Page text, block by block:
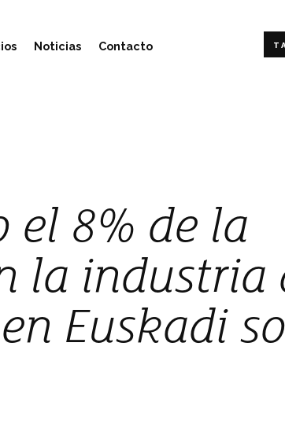
Noticias Contacto
el 8% de la
la industria
Euskadi